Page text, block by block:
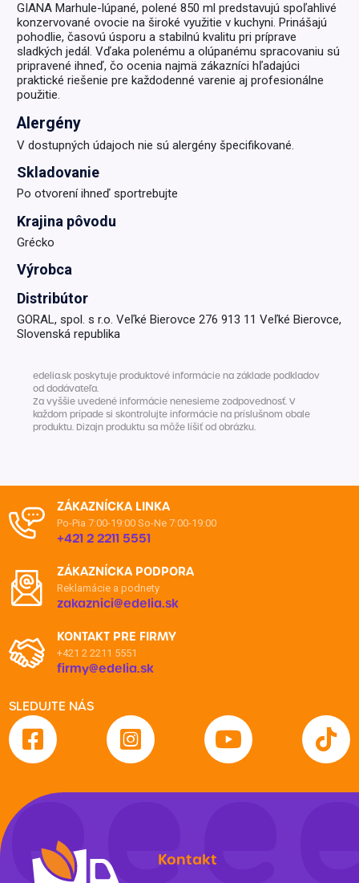
GIANA Marhule-lúpané, polené 850 ml predstavujú spoľahlivé
konzervované ovocie na široké využitie v kuchyni. Prinášajú
pohodlie, časovú úsporu a stabilnú kvalitu pri príprave
sladkých jedál. Vďaka polenému a olúpanému spracovaniu sú
pripravené ihneď, čo ocenia najmä zákazníci hľadajúci
praktické riešenie pre každodenné varenie aj profesionálne
použitie.
Alergény
V dostupných údajoch nie sú alergény špecifikované.
Skladovanie
Po otvorení ihneď sportrebujte
Krajina pôvodu
Grécko
Výrobca
Distribútor
GORAL, spol. s r.o. Veľké Bierovce 276 913 11 Veľké Bierovce,
Slovenská republika
edelia.sk poskytuje produktové informácie na základe podkladov
od dodávateľa.
Za vyššie uvedené informácie nenesieme zodpovednosť. V
každom prípade si skontrolujte informácie na príslušnom obale
produktu. Dizajn produktu sa môže líšiť od obrázku.
ZÁKAZNÍCKA LINKA
Po-Pia 7:00-19:00 So-Ne 7:00-19:00
+421 2 2211 5551
ZÁKAZNÍCKA PODPORA
Reklamácie a podnety
zakaznici@edelia.sk
KONTAKT PRE FIRMY
+421 2 2211 5551
firmy@edelia.sk
SLEDUJTE NÁS
Kontakt